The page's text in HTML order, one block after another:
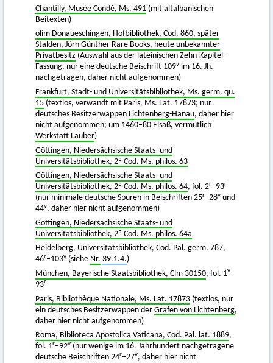
Chantilly, Musée Condé, Ms. 491 (mit altalbanischen
Beitexten)
olim Donaueschingen, Hofbibliothek, Cod. 860, später
Stalden, Jörn Günther Rare Books, heute unbekannter
Privatbesitz (Auswahl aus der lateinischen Zehn-Kapitel-
Fassung, nur eine deutsche Beischrift 109v im 16. Jh.
nachgetragen, daher nicht aufgenommen)
Frankfurt, Stadt- und Universitätsbibliothek, Ms. germ. qu.
15 (textlos, verwandt mit Paris, Ms. Lat. 17873; nur
deutsches Besitzerwappen Lichtenberg-Hanau, daher hier
nicht aufgenommen; um 1460–80 Elsaß, vermutlich
Werkstatt Lauber)
Göttingen, Niedersächsische Staats- und
Universitätsbibliothek, 2º Cod. Ms. philos. 63
Göttingen, Niedersächsische Staats- und
Universitätsbibliothek, 2º Cod. Ms. philos. 64, fol. 2r–93r
(nur minimale deutsche Spuren in Beischriften 25r–28v und
44v, daher hier nicht aufgenommen)
Göttingen, Niedersächsische Staats- und
Universitätsbibliothek, 2º Cod. Ms. philos. 64a
Heidelberg, Universitätsbibliothek, Cod. Pal. germ. 787,
46r–103v (siehe Nr. 39.1.4.)
München, Bayerische Staatsbibliothek, Clm 30150, fol. 1v–
93r
Paris, Bibliothèque Nationale, Ms. Lat. 17873 (textlos, nur
ein deutsches Besitzerwappen der Grafen von Lichtenberg,
daher hier nicht aufgenommen)
Roma, Biblioteca Apostolica Vaticana, Cod. Pal. lat. 1889,
fol. 1r–92v (nur wenige im 16. Jahrhundert nachgetragene
deutsche Beischriften 24r–27v, daher hier nicht